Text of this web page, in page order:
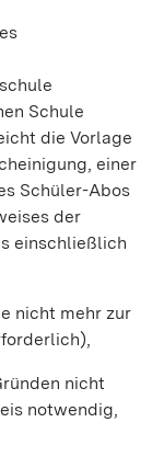
Schule
die Vorlage
einer
Schüler-Abos
der
einschließlich
nicht mehr zur
nicht
notwendig,